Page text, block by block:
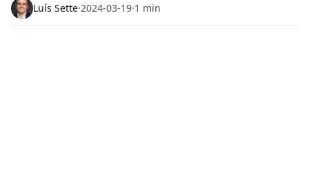
Luís Sette·2024-03-19·1 min